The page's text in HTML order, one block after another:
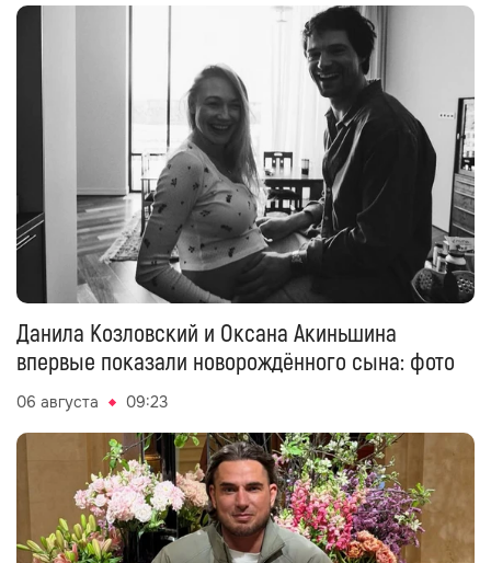
Данила Козловский и Оксана Акиньшина
впервые показали новорождённого сына: фото
06 августа 09:23